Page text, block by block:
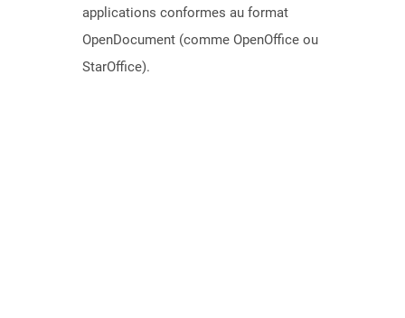
applications conformes au format
OpenDocument (comme OpenOffice ou
StarOffice).